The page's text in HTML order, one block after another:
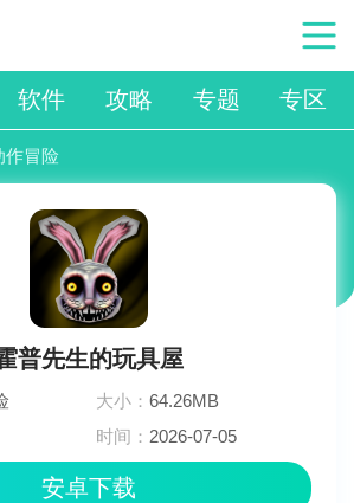
软件 攻略 专题 专区
作冒险
普先生的玩具屋
大小：64.26MB
时间： 2026-07-05
安卓下载